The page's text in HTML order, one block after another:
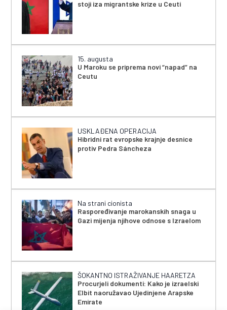
stoji iza migrantske krize u Ceuti
15. augusta
U Maroku se priprema novi “napad” na
Ceutu
USKLAĐENA OPERACIJA
Hibridni rat evropske krajnje desnice
protiv Pedra Sáncheza
Na strani cionista
Raspoređivanje marokanskih snaga u
Gazi mijenja njihove odnose s Izraelom
ŠOKANTNO ISTRAŽIVANJE HAARETZA
Procurjeli dokumenti: Kako je izraelski
Elbit naoružavao Ujedinjene Arapske
Emirate